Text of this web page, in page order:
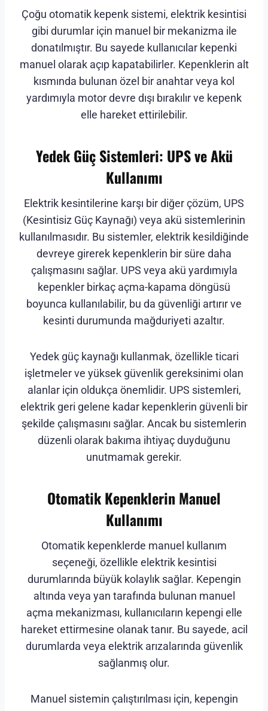
Çoğu otomatik kepenk sistemi, elektrik kesintisi
gibi durumlar için manuel bir mekanizma ile
donatılmıştır. Bu sayede kullanıcılar kepenki
manuel olarak açıp kapatabilirler. Kepenklerin alt
kısmında bulunan özel bir anahtar veya kol
yardımıyla motor devre dışı bırakılır ve kepenk
elle hareket ettirilebilir.
Yedek Güç Sistemleri: UPS ve Akü
Kullanımı
Elektrik kesintilerine karşı bir diğer çözüm, UPS
(Kesintisiz Güç Kaynağı) veya akü sistemlerinin
kullanılmasıdır. Bu sistemler, elektrik kesildiğinde
devreye girerek kepenklerin bir süre daha
çalışmasını sağlar. UPS veya akü yardımıyla
kepenkler birkaç açma-kapama döngüsü
boyunca kullanılabilir, bu da güvenliği artırır ve
kesinti durumunda mağduriyeti azaltır.
Yedek güç kaynağı kullanmak, özellikle ticari
işletmeler ve yüksek güvenlik gereksinimi olan
alanlar için oldukça önemlidir. UPS sistemleri,
elektrik geri gelene kadar kepenklerin güvenli bir
şekilde çalışmasını sağlar. Ancak bu sistemlerin
düzenli olarak bakıma ihtiyaç duyduğunu
unutmamak gerekir.
Otomatik Kepenklerin Manuel
Kullanımı
Otomatik kepenklerde manuel kullanım
seçeneği, özellikle elektrik kesintisi
durumlarında büyük kolaylık sağlar. Kepengin
altında veya yan tarafında bulunan manuel
açma mekanizması, kullanıcıların kepengi elle
hareket ettirmesine olanak tanır. Bu sayede, acil
durumlarda veya elektrik arızalarında güvenlik
sağlanmış olur.
Manuel sistemin çalıştırılması için, kepengin